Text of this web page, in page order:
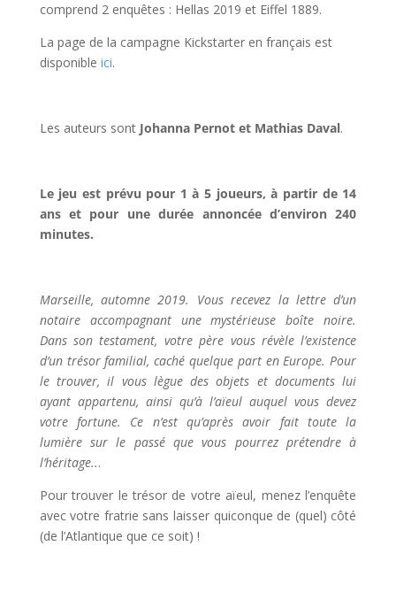
comprend 2 enquêtes : Hellas 2019 et Eiffel 1889.
La page de la campagne Kickstarter en français est
disponible ici.
Les auteurs sont Johanna Pernot et Mathias Daval.
Le jeu est prévu pour 1 à 5 joueurs, à partir de 14
ans et pour une durée annoncée d’environ 240
minutes.
Marseille, automne 2019. Vous recevez la lettre d’un
notaire accompagnant une mystérieuse boîte noire.
Dans son testament, votre père vous révèle l’existence
d’un trésor familial, caché quelque part en Europe. Pour
le trouver, il vous lègue des objets et documents lui
ayant appartenu, ainsi qu’à l’aïeul auquel vous devez
votre fortune. Ce n’est qu’après avoir fait toute la
lumière sur le passé que vous pourrez prétendre à
l’héritage...
Pour trouver le trésor de votre aïeul, menez l’enquête
avec votre fratrie sans laisser quiconque de (quel) côté
(de l’Atlantique que ce soit) !